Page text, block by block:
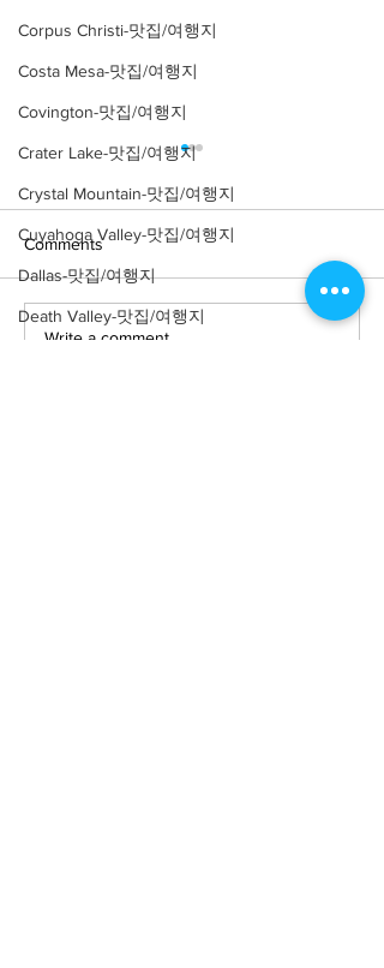
Corpus Christi-맛집/여행지
Costa Mesa-맛집/여행지
Covington-맛집/여행지
Crater Lake-맛집/여행지
Crystal Mountain-맛집/여행지
Cuyahoga Valley-맛집/여행지
Dallas-맛집/여행지
Death Valley-맛집/여행지
[여행지/미주리 St. Louis/식
Comments
Write a comment...